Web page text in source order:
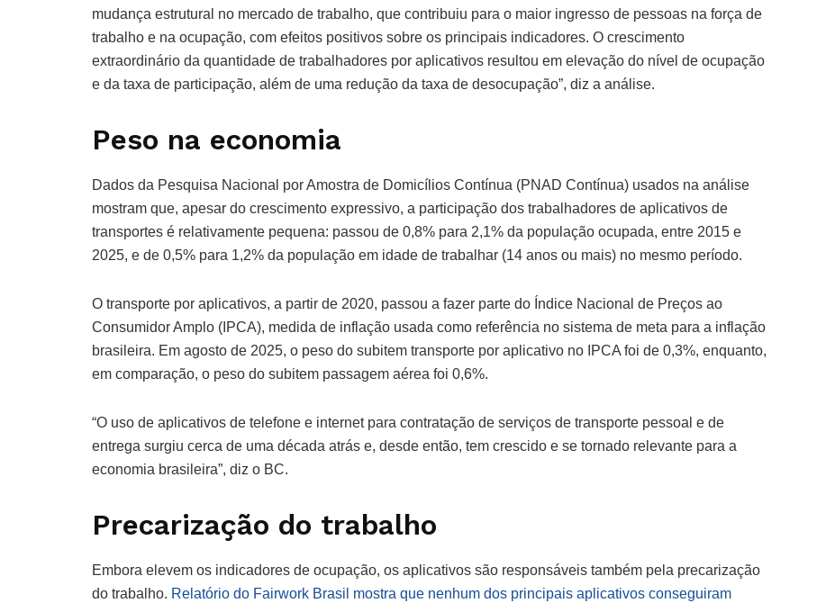
mudança estrutural no mercado de trabalho, que contribuiu para o maior ingresso de pessoas na força de
trabalho e na ocupação, com efeitos positivos sobre os principais indicadores. O crescimento
extraordinário da quantidade de trabalhadores por aplicativos resultou em elevação do nível de ocupação
e da taxa de participação, além de uma redução da taxa de desocupação”, diz a análise.
Peso na economia
Dados da Pesquisa Nacional por Amostra de Domicílios Contínua (PNAD Contínua) usados na análise
mostram que, apesar do crescimento expressivo, a participação dos trabalhadores de aplicativos de
transportes é relativamente pequena: passou de 0,8% para 2,1% da população ocupada, entre 2015 e
2025, e de 0,5% para 1,2% da população em idade de trabalhar (14 anos ou mais) no mesmo período.
O transporte por aplicativos, a partir de 2020, passou a fazer parte do Índice Nacional de Preços ao
Consumidor Amplo (IPCA), medida de inflação usada como referência no sistema de meta para a inflação
brasileira. Em agosto de 2025, o peso do subitem transporte por aplicativo no IPCA foi de 0,3%, enquanto,
em comparação, o peso do subitem passagem aérea foi 0,6%.
“O uso de aplicativos de telefone e internet para contratação de serviços de transporte pessoal e de
entrega surgiu cerca de uma década atrás e, desde então, tem crescido e se tornado relevante para a
economia brasileira”, diz o BC.
Precarização do trabalho
Embora elevem os indicadores de ocupação, os aplicativos são responsáveis também pela precarização
do trabalho. Relatório do Fairwork Brasil mostra que nenhum dos principais aplicativos conseguiram